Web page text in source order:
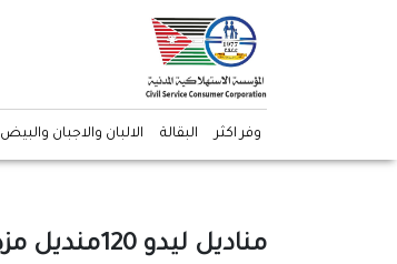
وفر اكثر البقالة الالبان والاجبان والبيض
مناديل ليدو 120منديل مزدوج×3باكيت نايلون